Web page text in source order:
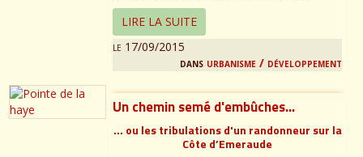
le 17/09/2015
dans urbanisme / développement
LIRE LA SUITE
Un chemin semé d'embûches...
… ou les tribulations d'un randonneur sur la
Côte d’Emeraude